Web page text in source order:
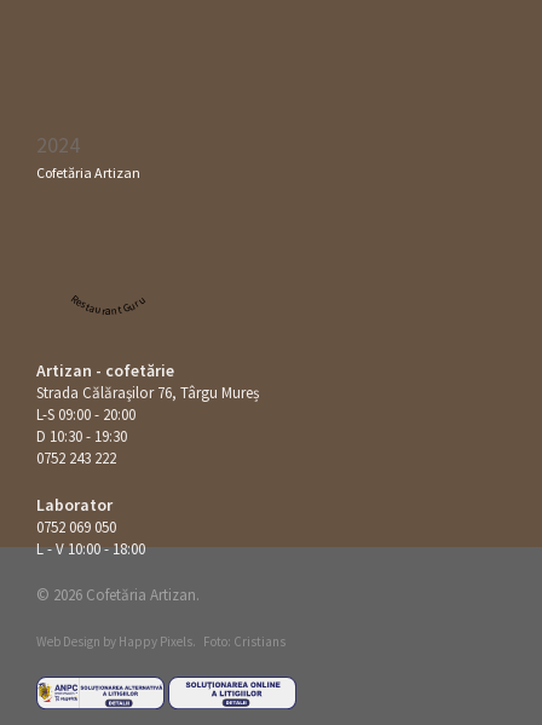
2024
Cofetăria Artizan
Restaurant Guru
Artizan - cofetărie
Strada Călăraşilor 76, Târgu Mureș
L-S 09:00 - 20:00
D 10:30 - 19:30
0752 243 222
Laborator
0752 069 050
L - V 10:00 - 18:00
© 2026 Cofetăria Artizan.
Web Design by Happy Pixels. Foto: Cristians